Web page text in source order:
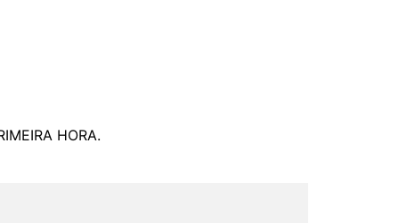
HORA.